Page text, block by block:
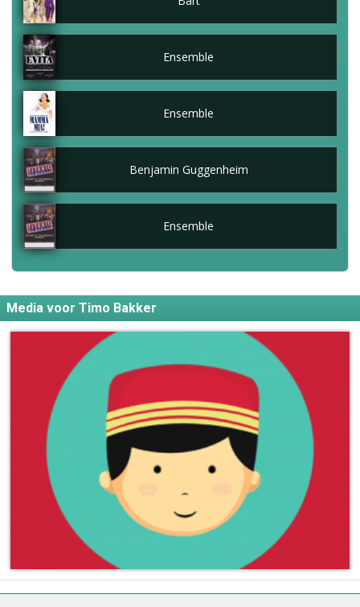
Ensemble
Ensemble
Benjamin Guggenheim
Ensemble
Media voor Timo Bakker